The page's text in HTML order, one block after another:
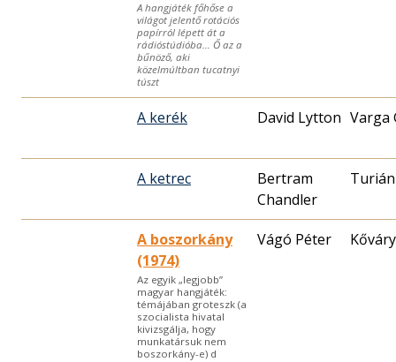
A hangjáték főhőse a
világot jelentő rotációs
papírról lépett át a
rádióstúdióba… Ő az a
bűnöző, aki
közelmúltban tucatnyi
túszt
A kerék David Lytton Varga
A ketrec
Bertram
Chandler
A boszorkány
(1974)
Az egyik „legjobb”
magyar hangjáték:
témájában groteszk (a
szocialista hivatal
kivizsgálja, hogy
munkatársuk nem
boszorkány-e) d
Vágó Péter